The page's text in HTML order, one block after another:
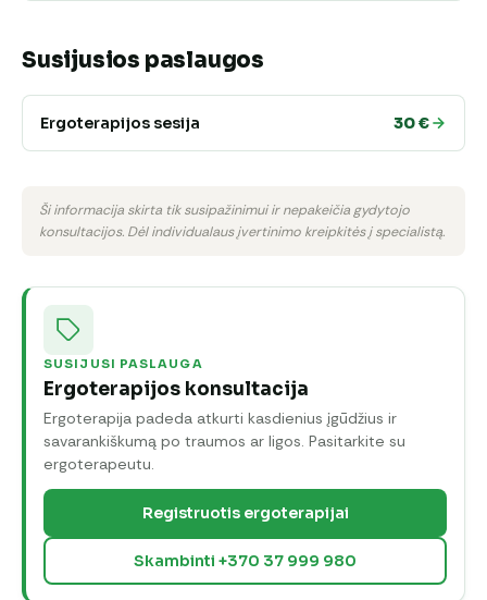
Susijusios paslaugos
Ergoterapijos sesija 30 €
Ši informacija skirta tik susipažinimui ir nepakeičia gydytojo
konsultacijos. Dėl individualaus įvertinimo kreipkitės į specialistą.
SUSIJUSI PASLAUGA
Ergoterapijos konsultacija
Ergoterapija padeda atkurti kasdienius įgūdžius ir
savarankiškumą po traumos ar ligos. Pasitarkite su
ergoterapeutu.
Registruotis ergoterapijai
Skambinti +370 37 999 980